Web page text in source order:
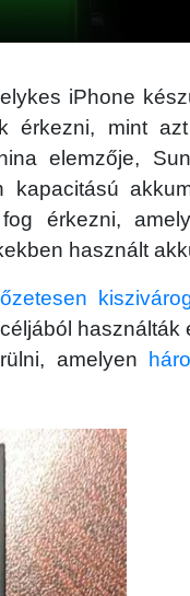
iPhone
érkezni, mint
elemzője,
érkezni,
használt
használták
amelyen